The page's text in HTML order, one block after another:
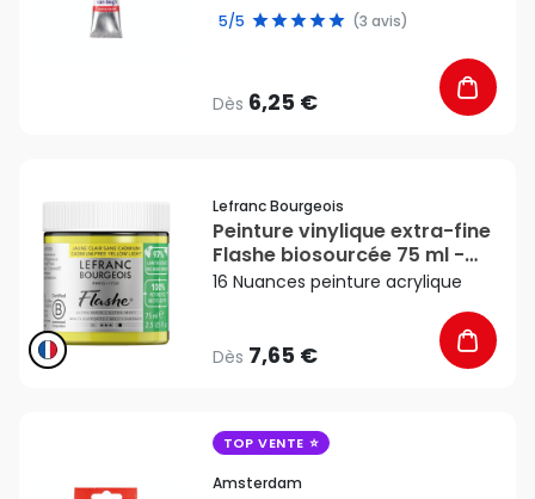
5/5 (3 avis)
Dès 6,25 €
Lefranc Bourgeois
Peinture vinylique extra-fine
Flashe biosourcée 75 ml -
Lefranc Bourgeois
16 Nuances peinture acrylique
Dès 7,65 €
TOP VENTE
Amsterdam